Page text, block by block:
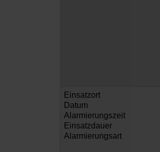
Einsatzort
Datum
Alarmierungszeit
Einsatzdauer
Alarmierungsart